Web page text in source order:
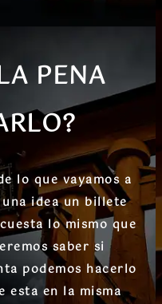
PENA
lo que vayamos a
idea un billete
lo mismo que
saber si
podemos hacerlo
esta en la misma